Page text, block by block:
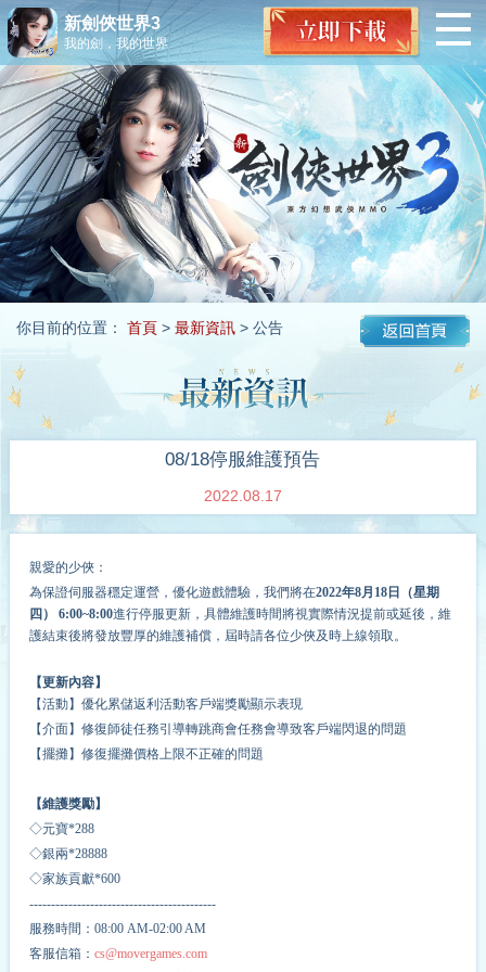
新劍俠世界3
我的劍，我的世界
你目前的位置： 首頁> 最新資訊> 公告
08/18停服維護預告
2022.08.17
親愛的少俠：
為保證伺服器穩定運營，優化遊戲體驗，我們將在2022年8月 18日（星期
四） 6:00~8:00進行停服更新，具體維護時間將視實際情況提前或延後 ， 維
護結束後將發放豐厚的維護補償，屆時請各位少俠及時上線領取 。
【更新內容】
【活動】優化累儲返利活動客戶端獎勵顯示表現
【介面】修復師徒任務引導轉跳商會任務會導致客戶端閃退的問題
【擺攤】修復擺攤價格上限不正確的問題
【維護獎勵】
◇元寶*288
◇銀兩*28888
◇家族貢獻*600
-------------------------------------------
服務時間：08:00 AM-02:00 AM
客服信箱： cs@movergames.com